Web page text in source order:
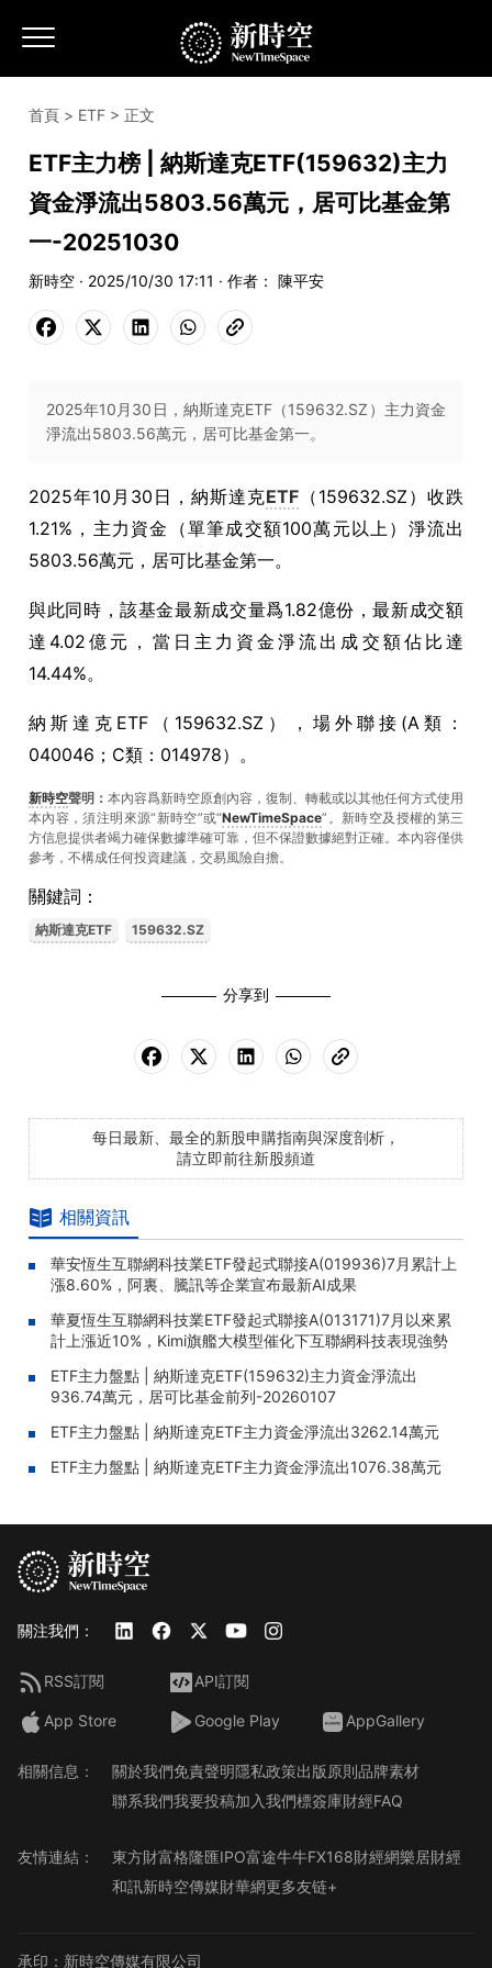
首頁 > ETF > 正文
ETF主力榜 | 納斯達克ETF(159632)主力
資金淨流出5803.56萬元，居可比基金第
一-20251030
新時空 · 2025/10/30 17:11 · 作者： 陳平安
2025年10月30日，納斯達克ETF（159632.SZ）主力資金
淨流出5803.56萬元，居可比基金第一。
2025年10月30日，納斯達克ETF （159632.SZ）收跌
1.21%，主力資金（單筆成交額100萬元以上）淨流出
5803.56萬元，居可比基金第一。
與此同時，該基金最新成交量爲1.82億份，最新成交額
達4.02億元，當日主力資金淨流出成交額佔比達
14.44%。
納斯達克ETF（159632.SZ），場外聯接(A類：
040046；C類：014978）。
新時空聲明： 本內容爲新時空原創內容，復制、轉載或以其他任何方式使用
本內容，須注明來源“新時空”或“NewTimeSpace”。新時空及授權的第三
方信息提供者竭力確保數據準確可靠，但不保證數據絕對正確。本內容僅供
參考，不構成任何投資建議，交易風險自擔。
關鍵詞：
納斯達克ETF 159632.SZ
分享到
每日最新、最全的新股申購指南與深度剖析，
請立即前往新股頻道
相關資訊
華安恆生互聯網科技業ETF發起式聯接A(019936)7月累計上
漲8.60%，阿裏、騰訊等企業宣布最新AI成果
華夏恆生互聯網科技業ETF發起式聯接A(013171)7月以來累
計上漲近10%，Kimi旗艦大模型催化下互聯網科技表現強勢
ETF主力盤點 | 納斯達克ETF(159632)主力資金淨流出
936.74萬元，居可比基金前列-20260107
ETF主力盤點 | 納斯達克ETF主力資金淨流出3262.14萬元
ETF主力盤點 | 納斯達克ETF主力資金淨流出1076.38萬元
關注我們：
RSS訂閱 API訂閱
App Store Google Play AppGallery
相關信息： 關於我們免責聲明隱私政策出版原則品牌素材
聯系我們我要投稿加入我們標簽庫財經FAQ
友情連結： 東方財富格隆匯IPO富途牛牛FX168財經網樂居財經
和訊新時空傳媒財華網更多友链+
承印：新時空傳媒有限公司